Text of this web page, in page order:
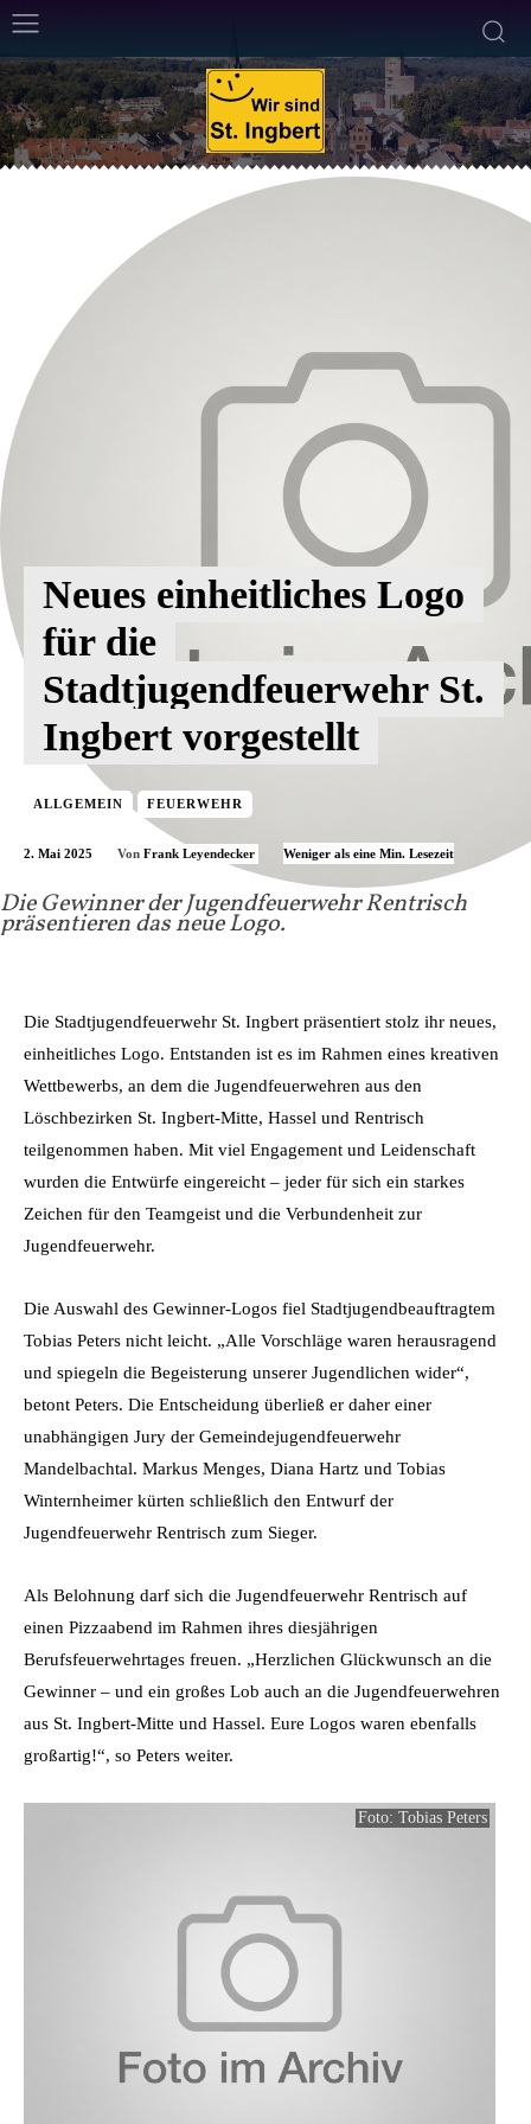
Die Gewinner der Jugendfeuerwehr Rentrisch
präsentieren das neue Logo.
Neues einheitliches Logo
für die
Stadtjugendfeuerwehr St.
Ingbert vorgestellt
ALLGEMEIN FEUERWEHR
2. Mai 2025 Von Frank Leyendecker Weniger als eine Min. Lesezeit
Die Stadtjugendfeuerwehr St. Ingbert präsentiert stolz ihr neues,
einheitliches Logo. Entstanden ist es im Rahmen eines kreativen
Wettbewerbs, an dem die Jugendfeuerwehren aus den
Löschbezirken St. Ingbert-Mitte, Hassel und Rentrisch
teilgenommen haben. Mit viel Engagement und Leidenschaft
wurden die Entwürfe eingereicht – jeder für sich ein starkes
Zeichen für den Teamgeist und die Verbundenheit zur
Jugendfeuerwehr.
Die Auswahl des Gewinner-Logos fiel Stadtjugendbeauftragtem
Tobias Peters nicht leicht. „Alle Vorschläge waren herausragend
und spiegeln die Begeisterung unserer Jugendlichen wider“,
betont Peters. Die Entscheidung überließ er daher einer
unabhängigen Jury der Gemeindejugendfeuerwehr
Mandelbachtal. Markus Menges, Diana Hartz und Tobias
Winternheimer kürten schließlich den Entwurf der
Jugendfeuerwehr Rentrisch zum Sieger.
Als Belohnung darf sich die Jugendfeuerwehr Rentrisch auf
einen Pizzaabend im Rahmen ihres diesjährigen
Berufsfeuerwehrtages freuen. „Herzlichen Glückwunsch an die
Gewinner – und ein großes Lob auch an die Jugendfeuerwehren
aus St. Ingbert-Mitte und Hassel. Eure Logos waren ebenfalls
großartig!“, so Peters weiter.
Foto: Tobias Peters